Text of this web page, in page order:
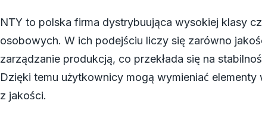
NTY to polska firma dystrybuująca wysokiej klasy
osobowych. W ich podejściu liczy się zarówno
zarządzanie produkcją, co przekłada się na
Dzięki temu użytkownicy mogą wymieniać
z jakości.